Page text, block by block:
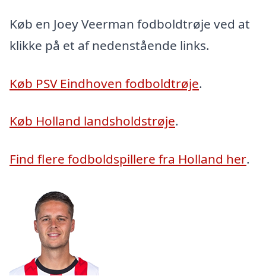
Køb en Joey Veerman fodboldtrøje ved at
klikke på et af nedenstående links.
Køb PSV Eindhoven fodboldtrøje.
Køb Holland landsholdstrøje.
Find flere fodboldspillere fra Holland her.